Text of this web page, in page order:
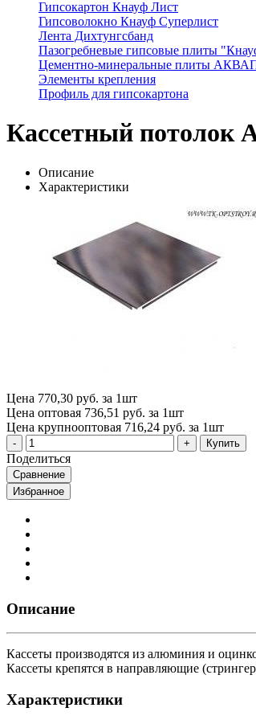
Гипсокартон Кнауф Лист
Гипсоволокно Кнауф Суперлист
Лента Дихтунгсбанд
Пазогребневые гипсовые плиты
Цементно-минеральные плиты
Элементы крепления
Профиль для гипсокартона
Кассетный потолок
Описание
Характеристики
Цена 770,30 руб. за 1шт
Цена оптовая 736,51 руб. за 1шт
Цена крупнооптовая 716,24 руб. за 1шт
Купить
Поделиться
Сравнение
Избранное
Описание
Кассеты производятся из алюминия и
Кассеты крепятся в направляющие
Характеристики